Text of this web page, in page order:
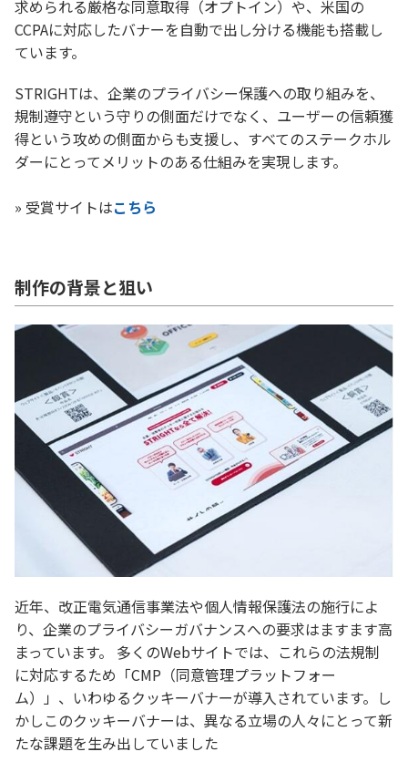
求められる厳格な同意取得（オプトイン）や、米国の
CCPAに対応したバナーを自動で出し分ける機能も搭載し
ています。
STRIGHTは、企業のプライバシー保護への取り組みを、
規制遵守という守りの側面だけでなく、ユーザーの信頼獲
得という攻めの側面からも支援し、すべてのステークホル
ダーにとってメリットのある仕組みを実現します。
» 受賞サイトはこちら
制作の背景と狙い
近年、改正電気通信事業法や個人情報保護法の施行によ
り、企業のプライバシーガバナンスへの要求はますます高
まっています。 多くのWebサイトでは、これらの法規制
に対応するため「CMP（同意管理プラットフォー
ム）」、いわゆるクッキーバナーが導入されています。し
かしこのクッキーバナーは、異なる立場の人々にとって新
たな課題を生み出していました